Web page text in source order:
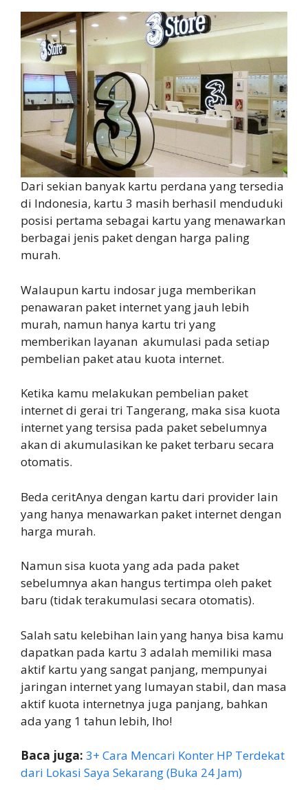
Dari sekian banyak kartu perdana yang tersedia
di Indonesia, kartu 3 masih berhasil menduduki
posisi pertama sebagai kartu yang menawarkan
berbagai jenis paket dengan harga paling
murah.
Walaupun kartu indosar juga memberikan
penawaran paket internet yang jauh lebih
murah, namun hanya kartu tri yang
memberikan layanan akumulasi pada setiap
pembelian paket atau kuota internet.
Ketika kamu melakukan pembelian paket
internet di gerai tri Tangerang, maka sisa kuota
internet yang tersisa pada paket sebelumnya
akan di akumulasikan ke paket terbaru secara
otomatis.
Beda ceritAnya dengan kartu dari provider lain
yang hanya menawarkan paket internet dengan
harga murah.
Namun sisa kuota yang ada pada paket
sebelumnya akan hangus tertimpa oleh paket
baru (tidak terakumulasi secara otomatis).
Salah satu kelebihan lain yang hanya bisa kamu
dapatkan pada kartu 3 adalah memiliki masa
aktif kartu yang sangat panjang, mempunyai
jaringan internet yang lumayan stabil, dan masa
aktif kuota internetnya juga panjang, bahkan
ada yang 1 tahun lebih, lho!
Baca juga: 3+ Cara Mencari Konter HP Terdekat
dari Lokasi Saya Sekarang (Buka 24 Jam)